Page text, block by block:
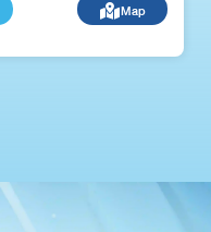
Map